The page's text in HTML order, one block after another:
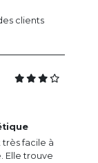
clients
facile à
Elle trouve